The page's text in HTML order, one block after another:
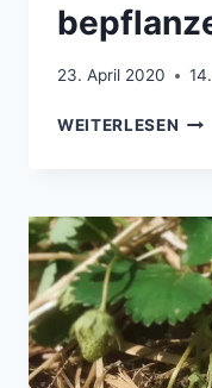
23. April 2020
WEITERLESEN